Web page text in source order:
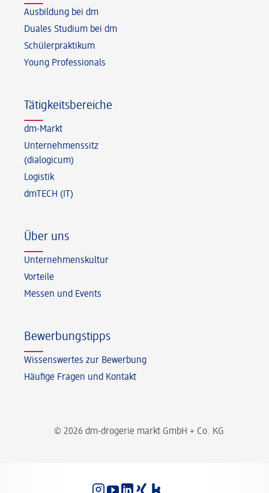
© 2026 dm-drogerie markt GmbH + Co. KG
Ausbildung bei dm
Duales Studium bei dm
Schülerpraktikum
Young Professionals
Tätigkeitsbereiche
dm-Markt
Unternehmenssitz
(dialogicum)
Logistik
dmTECH (IT)
Über uns
Unternehmenskultur
Vorteile
Messen und Events
Bewerbungstipps
Wissenswertes zur Bewerbung
Häufige Fragen und Kontakt